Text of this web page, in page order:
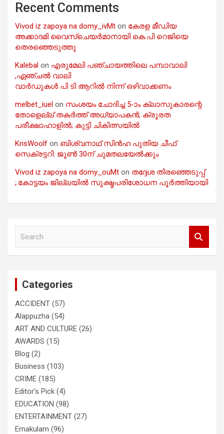
Recent Comments
Vivod iz zapoya na domy_ivMt on കേരള മീഡിയ
അക്കാദമി വൈസ്ചെയർമാനായി കെ.പി റെജിയെ
തെരഞ്ഞെടുത്തു
Kalebal on എരുമേലി പഞ്ചായത്തിലെ പമ്പാവാലി
,ഏഞ്ചൽ വാലി
വാർഡുകൾ പി ടി ആറിൽ നിന്ന് ഒഴിവാക്കണം
melbet_iuel on സംശയം ചോദിച്ച 5-ാം ക്ലാസുകാരന്റെ
തോളെല്ല് തകർത്ത് അധ്യാപകൻ; ക്രൂരത
പരീക്ഷാഹാളിൽ; കുട്ടി ചികിത്സയിൽ
KrisWoolf on ബിശ്വനാഥ് സിൻഹ പുതിയ ചീഫ്
സെക്രട്ടറി: ജൂൺ 30ന് ചുമതലയേൽക്കും
Vivod iz zapoya na domy_ouMt on തദ്ദേശ തിരഞ്ഞെടുപ്പ്
;.കോട്ടയം ജില്ലയിൽ സൂക്ഷ്മപരിശോധന പൂർത്തിയായി
Categories
ACCIDENT (57)
Alappuzha (54)
ART AND CULTURE (26)
AWARDS (15)
Blog (2)
Business (103)
CRIME (185)
Editor's Pick (4)
EDUCATION (98)
ENTERTAINMENT (27)
Ernakulam (96)